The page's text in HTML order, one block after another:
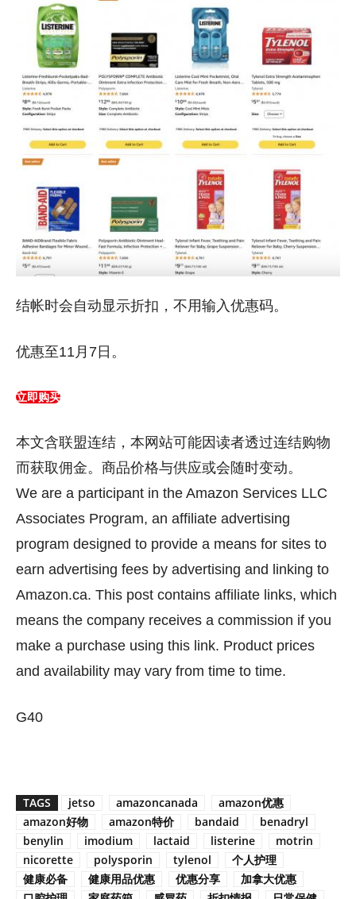
结帐时会自动显示折扣，不用输入优惠码。
优惠至11月7日。
立即购买
本文含联盟连结，本网站可能因读者透过连结购物
而获取佣金。商品价格与供应或会随时变动。
We are a participant in the Amazon Services LLC
Associates Program, an affiliate advertising
program designed to provide a means for sites to
earn advertising fees by advertising and linking to
Amazon.ca. This post contains affiliate links, which
means the company receives a commission if you
make a purchase using this link. Product prices
and availability may vary from time to time.
G40
TAGS jetso amazoncanada
amazon优惠
amazon好物
amazon特价 bandaid
benadryl
benylin
imodium lactaid listerine
motrin
nicorette
polysporin tylenol
个人护理
健康必备
健康用品优惠 优惠分享
加拿大优惠